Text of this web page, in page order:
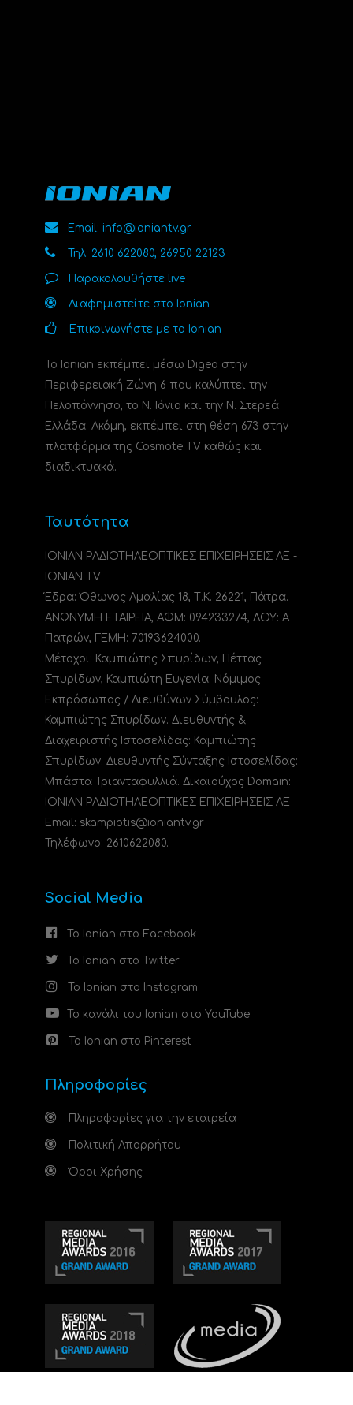
Email: info@ioniantv.gr
Τηλ: 2610 622080, 26950 22123
Παρακολουθήστε live
Διαφημιστείτε στο Ionian
Επικοινωνήστε με το Ionian
Το Ionian εκπέμπει μέσω Digea στην
Περιφερειακή Ζώνη 6 που καλύπτει την
Πελοπόννησο, το N. Ιόνιο και την Ν. Στερεά
Ελλάδα. Ακόμη, εκπέμπει στη θέση 673 στην
πλατφόρμα της Cosmote TV καθώς και
διαδικτυακά.
Ταυτότητα
ΙΟΝΙΑΝ ΡΑΔΙΟΤΗΛΕΟΠΤΙΚΕΣ ΕΠΙΧΕΙΡΗΣΕΙΣ ΑΕ -
IONIAN TV
Έδρα: Όθωνος Αμαλίας 18, Τ.Κ. 26221, Πάτρα.
ΑΝΩΝΥΜΗ ΕΤΑΙΡΕΙΑ, ΑΦΜ: 094233274, ΔΟΥ: A
Πατρών, ΓΕΜΗ: 70193624000.
Μέτοχοι: Καμπιώτης Σπυρίδων, Πέττας
Σπυρίδων, Καμπιώτη Ευγενία. Νόμιμος
Εκπρόσωπος / Διευθύνων Σύμβουλος:
Καμπιώτης Σπυρίδων. Διευθυντής &
Διαχειριστής Ιστοσελίδας: Καμπιώτης
Σπυρίδων. Διευθυντής Σύνταξης Ιστοσελίδας:
Μπάστα Τριανταφυλλιά. Δικαιούχος Domain:
ΙΟΝΙΑΝ ΡΑΔΙΟΤΗΛΕΟΠΤΙΚΕΣ ΕΠΙΧΕΙΡΗΣΕΙΣ ΑΕ
Email: skampiotis@ioniantv.gr
Τηλέφωνο: 2610622080.
Social Media
Το Ionian στο Facebook
Το Ionian στο Twitter
Το Ionian στο Instagram
Το κανάλι του Ionian στο YouTube
Το Ionian στο Pinterest
Πληροφορίες
Πληροφορίες για την εταιρεία
Πολιτική Απορρήτου
Όροι Χρήσης